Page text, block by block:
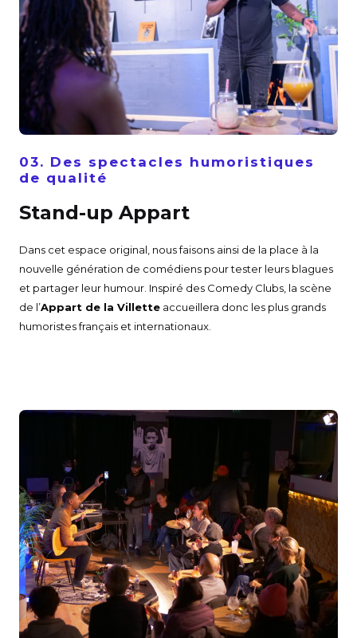
03. Des spectacles humoristiques
de qualité
Stand-up Appart
Dans cet espace original, nous faisons ainsi de la place à la
nouvelle génération de comédiens pour tester leurs blagues
et partager leur humour. Inspiré des Comedy Clubs, la scène
de l’Appart de la Villette accueillera donc les plus grands
humoristes français et internationaux.